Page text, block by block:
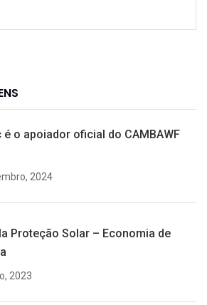
é o apoiador oficial do CAMBAWF
2024
Proteção Solar – Economia de
2023